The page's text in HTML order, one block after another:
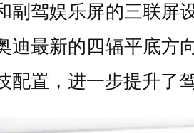
副驾娱乐屏的三联屏
迪最新的四辐平底方
配置，进一步提升了